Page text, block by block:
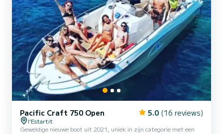
Pacific Craft 750 Open 5.0 (16 reviews)
l'Estartit
Geweldige nieuwe boot uit 2021, uniek in zijn categorie met een